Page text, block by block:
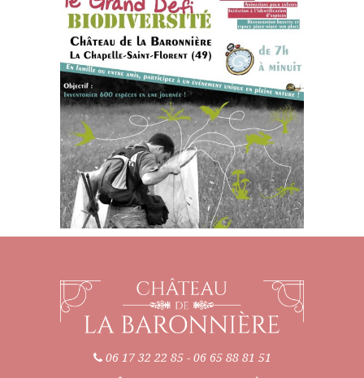
06 17 32 22 85- 06 65 88 81 51